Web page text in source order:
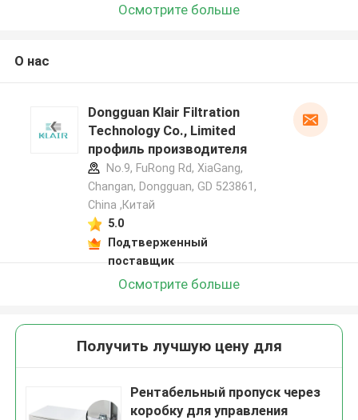
Осмотрите больше
О нас
Dongguan Klair Filtration
Technology Co., Limited
профиль производителя
No.9, FuRong Rd, XiaGang,
Changan, Dongguan, GD 523861,
China ,Китай
5.0
Подтверженный
поставщик
Осмотрите больше
Получить лучшую цену для
Рентабельный пропуск через
коробку для управления